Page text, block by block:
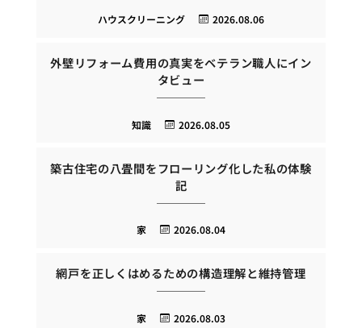
2026.08.06
ハウスクリーニング
外壁リフォーム費用の真実をベテラン職人にイン
タビュー
2026.08.05
知識
築古住宅の八畳間をフローリング化した私の体験
記
2026.08.04
家
網戸を正しくはめるための構造理解と維持管理
2026.08.03
家